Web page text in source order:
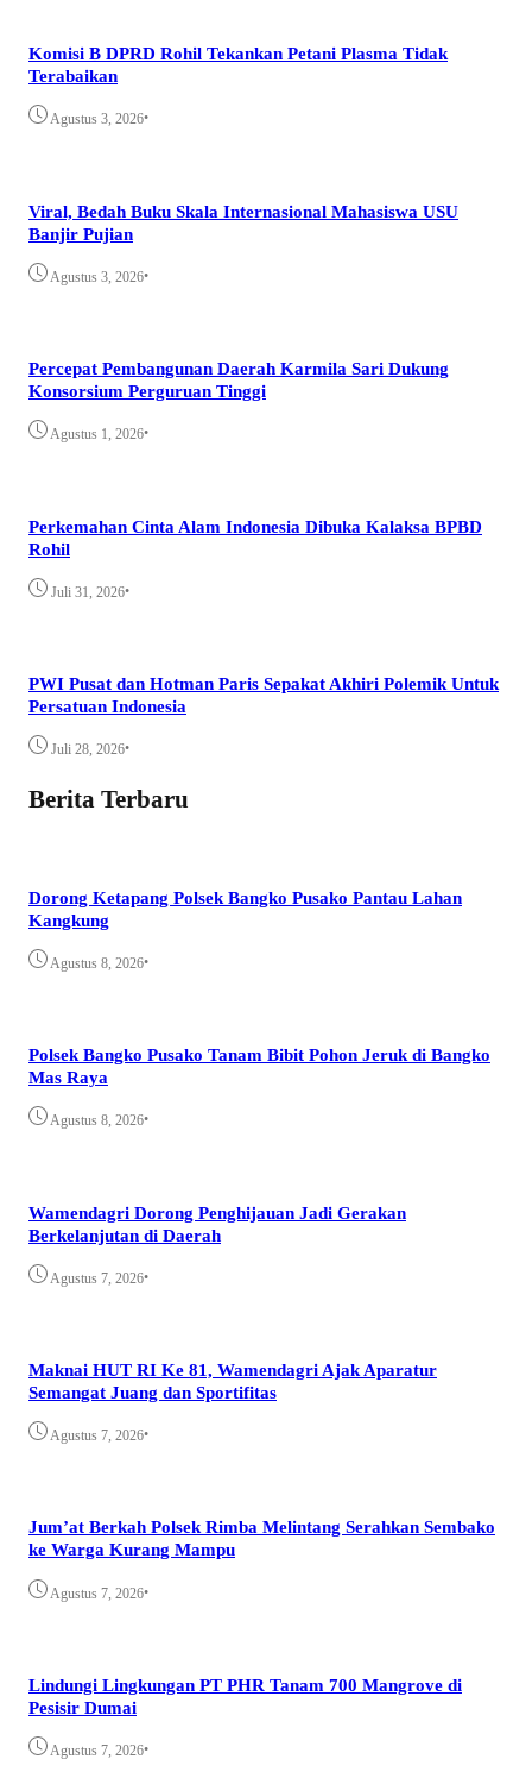
Komisi B DPRD Rohil Tekankan Petani Plasma Tidak
Terabaikan
Agustus 3, 2026•
Viral, Bedah Buku Skala Internasional Mahasiswa USU
Banjir Pujian
Agustus 3, 2026•
Percepat Pembangunan Daerah Karmila Sari Dukung
Konsorsium Perguruan Tinggi
Agustus 1, 2026•
Perkemahan Cinta Alam Indonesia Dibuka Kalaksa BPBD
Rohil
Juli 31, 2026•
PWI Pusat dan Hotman Paris Sepakat Akhiri Polemik Untuk
Persatuan Indonesia
Juli 28, 2026•
Berita Terbaru
Dorong Ketapang Polsek Bangko Pusako Pantau Lahan
Kangkung
Agustus 8, 2026•
Polsek Bangko Pusako Tanam Bibit Pohon Jeruk di Bangko
Mas Raya
Agustus 8, 2026•
Wamendagri Dorong Penghijauan Jadi Gerakan
Berkelanjutan di Daerah
Agustus 7, 2026•
Maknai HUT RI Ke 81, Wamendagri Ajak Aparatur
Semangat Juang dan Sportifitas
Agustus 7, 2026•
Jum’at Berkah Polsek Rimba Melintang Serahkan Sembako
ke Warga Kurang Mampu
Agustus 7, 2026•
Lindungi Lingkungan PT PHR Tanam 700 Mangrove di
Pesisir Dumai
Agustus 7, 2026•